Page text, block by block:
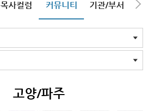
목사컬럼 커뮤니티 기관/부서 선
고양/파주